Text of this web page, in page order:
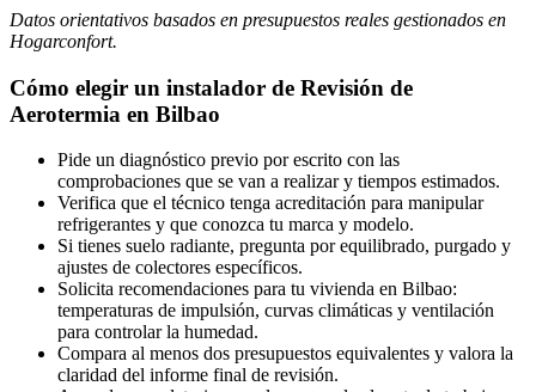
Datos orientativos basados en presupuestos reales gestionados en
Hogarconfort.
Cómo elegir un instalador de Revisión de
Aerotermia en Bilbao
Pide un diagnóstico previo por escrito con las
comprobaciones que se van a realizar y tiempos estimados.
Verifica que el técnico tenga acreditación para manipular
refrigerantes y que conozca tu marca y modelo.
Si tienes suelo radiante, pregunta por equilibrado, purgado y
ajustes de colectores específicos.
Solicita recomendaciones para tu vivienda en Bilbao:
temperaturas de impulsión, curvas climáticas y ventilación
para controlar la humedad.
Compara al menos dos presupuestos equivalentes y valora la
claridad del informe final de revisión.